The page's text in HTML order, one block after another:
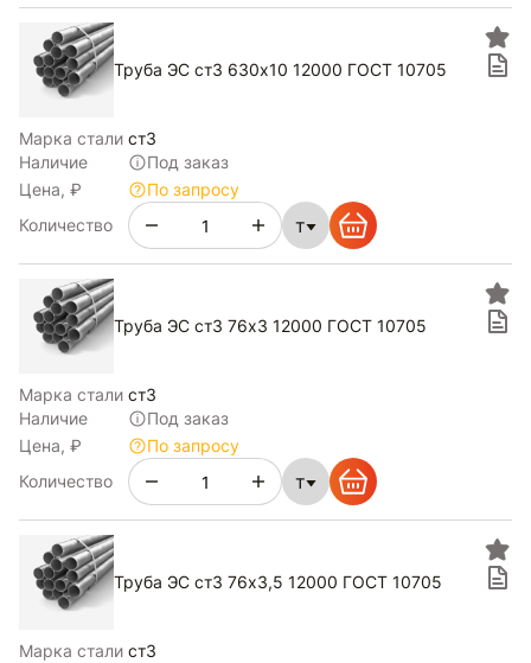
Труба ЭС ст3 630х10 12000 ГОСТ 10705
Марка стали ст3
Наличие
Под заказ
Цена, ₽
По запросу
Количество
т
Труба ЭС ст3 76х3 12000 ГОСТ 10705
Марка стали ст3
Наличие
Под заказ
Цена, ₽
По запросу
Количество
т
Труба ЭС ст3 76х3,5 12000 ГОСТ 10705
Марка стали ст3